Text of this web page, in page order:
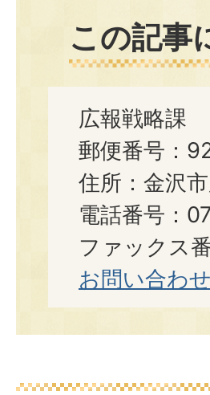
この記事
広報戦略課
郵便番号：
住所：金沢
電話番号：
ファックス
お問い合わ